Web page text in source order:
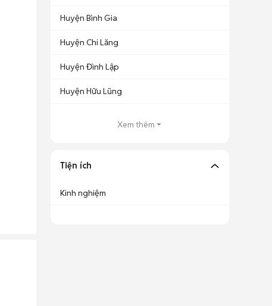
Huyện Bình Gia
Huyện Chi Lăng
Huyện Đình Lập
Huyện Hữu Lũng
Xem thêm
Tiện ích
Kinh nghiệm